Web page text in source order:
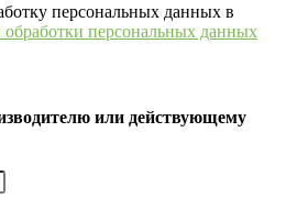
персональных данных в
обработки персональных данных
или действующему